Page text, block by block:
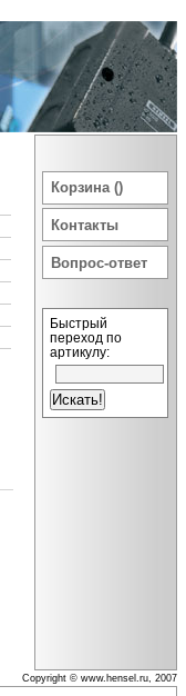
Корзина ()
Контакты
Вопрос-ответ
Быстрый
переход по
артикулу:
Copyright © www.hensel.ru, 2007